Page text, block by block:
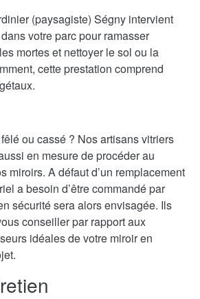
(paysagiste) Ségny intervient
votre parc pour ramasser
mortes et nettoyer le sol ou la
cette prestation comprend
ou cassé ? Nos artisans vitriers
en mesure de procéder au
miroirs. A défaut d’un remplacement
a besoin d’être commandé par
sécurité sera alors envisagée. Ils
conseiller par rapport aux
idéales de votre miroir en